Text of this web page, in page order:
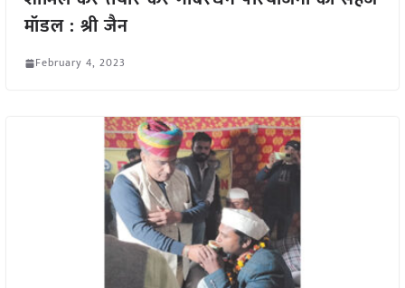
मॉडल : श्री जैन
February 4, 2023